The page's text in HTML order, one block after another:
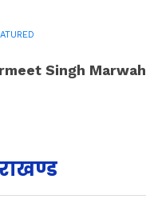
Singh Marwah